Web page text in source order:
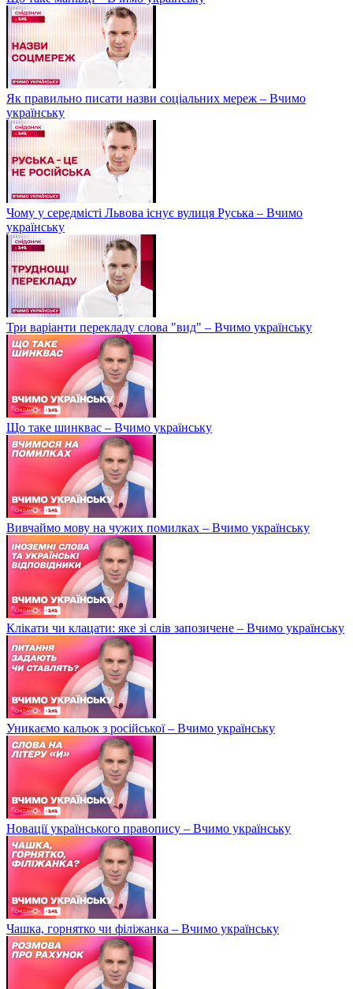
Як правильно писати назви соціальних мереж – Вчимо
українську
Чому у середмісті Львова існує вулиця Руська – Вчимо
українську
Три варіанти перекладу слова "вид" – Вчимо українську
Що таке шинквас – Вчимо українську
Вивчаймо мову на чужих помилках – Вчимо українську
Клікати чи клацати: яке зі слів запозичене – Вчимо українську
Уникаємо кальок з російської – Вчимо українську
Новації українського правопису – Вчимо українську
Чашка, горнятко чи філіжанка – Вчимо українську